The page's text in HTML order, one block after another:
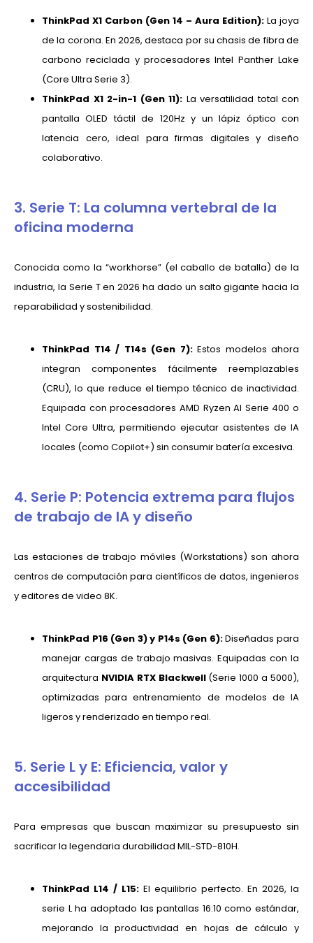
ThinkPad X1 Carbon (Gen 14 – Aura Edition): La joya
de la corona. En 2026, destaca por su chasis de fibra de
carbono reciclada y procesadores Intel Panther Lake
(Core Ultra Serie 3).
ThinkPad X1 2-in-1 (Gen 11): La versatilidad total con
pantalla OLED táctil de 120Hz y un lápiz óptico con
latencia cero, ideal para firmas digitales y diseño
colaborativo.
3. Serie T: La columna vertebral de la
oficina moderna
Conocida como la “workhorse” (el caballo de batalla) de la
industria, la Serie T en 2026 ha dado un salto gigante hacia la
reparabilidad y sostenibilidad.
ThinkPad T14 / T14s (Gen 7):Estos modelos ahora
integran componentes fácilmente reemplazables
(CRU), lo que reduce el tiempo técnico de inactividad.
Equipada con procesadores AMD Ryzen AI Serie 400 o
Intel Core Ultra, permitiendo ejecutar asistentes de IA
locales (como Copilot+) sin consumir batería excesiva.
4. Serie P: Potencia extrema para flujos
de trabajo de IA y diseño
Las estaciones de trabajo móviles (Workstations) son ahora
centros de computación para científicos de datos, ingenieros
y editores de video 8K.
ThinkPad P16 (Gen 3) y P14s (Gen 6):Diseñadas para
manejar cargas de trabajo masivas. Equipadas con la
arquitectura NVIDIA RTX Blackwell(Serie 1000 a 5000),
optimizadas para entrenamiento de modelos de IA
ligeros y renderizado en tiempo real.
5. Serie L y E: Eficiencia, valor y
accesibilidad
Para empresas que buscan maximizar su presupuesto sin
sacrificar la legendaria durabilidad MIL-STD-810H.
ThinkPad L14 / L15: El equilibrio perfecto. En 2026, la
serie L ha adoptado las pantallas 16:10 como estándar,
mejorando la productividad en hojas de cálculo y